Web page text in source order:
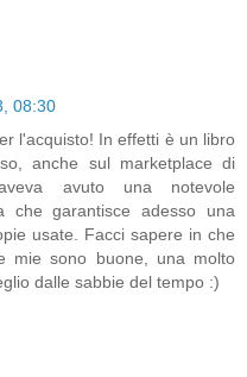
08:30
l'acquisto! In effetti è un libro
anche sul marketplace di
avuto una notevole
che garantisce adesso una
usate. Facci sapere in che
mie sono buone, una molto
dalle sabbie del tempo :)